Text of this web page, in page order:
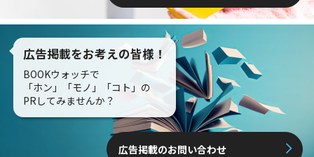
広告掲載をお考えの皆様！
BOOKウォッチで
「ホン」「モノ」「コト」の
PRしてみませんか？
広告掲載のお問い合わせ